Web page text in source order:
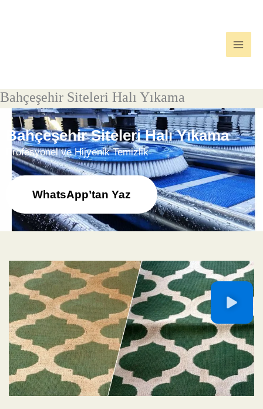
Bahçeşehir Siteleri Halı Yıkama
Bahçeşehir Siteleri Halı Yıkama
Profesyonel ve Hijyenik Temizlik
WhatsApp’tan Yaz